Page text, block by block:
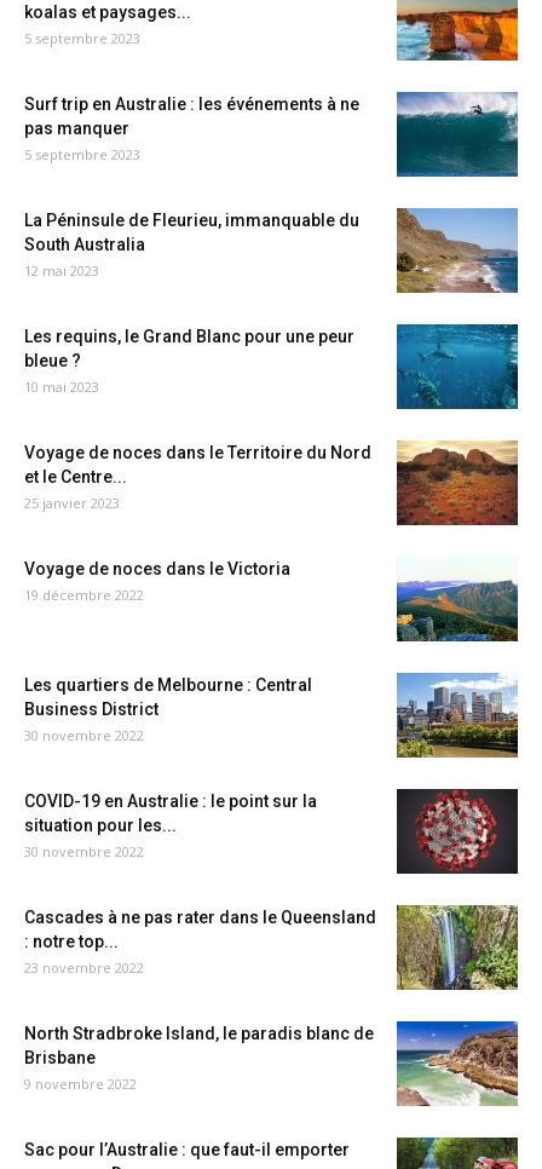
koalas et paysages...
5 septembre 2023
Surf trip en Australie : les événements à ne
pas manquer
5 septembre 2023
La Péninsule de Fleurieu, immanquable du
South Australia
12 mai 2023
Les requins, le Grand Blanc pour une peur
bleue ?
10 mai 2023
Voyage de noces dans le Territoire du Nord
et le Centre...
25 janvier 2023
Voyage de noces dans le Victoria
19 décembre 2022
Les quartiers de Melbourne : Central
Business District
30 novembre 2022
COVID-19 en Australie : le point sur la
situation pour les...
30 novembre 2022
Cascades à ne pas rater dans le Queensland
: notre top...
23 novembre 2022
North Stradbroke Island, le paradis blanc de
Brisbane
9 novembre 2022
Sac pour l’Australie : que faut-il emporter